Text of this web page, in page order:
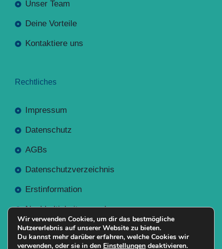
Unser Team
Deine Vorteile
Kontaktiere uns
Rechtliches
Impressum
Datenschutz
AGBs
Datenschutzverzeichnis
Erstinformation
Nachhaltigkeitsverordnung
Wir verwenden Cookies, um dir das bestmögliche
Nutzererlebnis auf unserer Website zu bieten.
Du kannst mehr darüber erfahren, welche Cookies wir
verwenden, oder sie in den Einstellungen deaktivieren.